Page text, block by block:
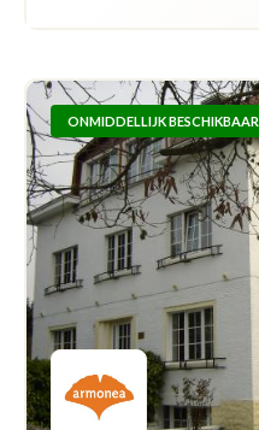
ONMIDDELLIJK BESCHIKBAAR